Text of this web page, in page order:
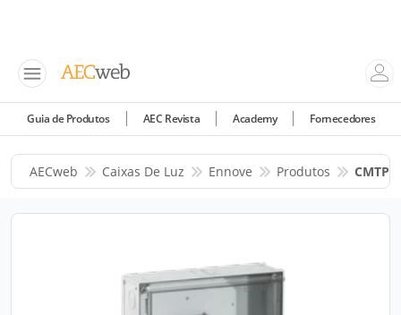
Guia de Produtos AEC Revista Academy Fornecedores
AECweb Caixas De Luz Ennove Produtos